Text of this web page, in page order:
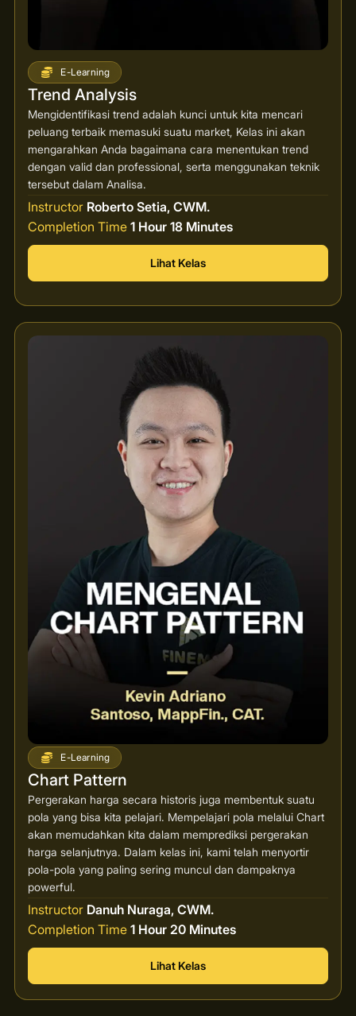
E-Learning
Trend Analysis
Mengidentifikasi trend adalah kunci untuk kita mencari
peluang terbaik memasuki suatu market, Kelas ini akan
mengarahkan Anda bagaimana cara menentukan trend
dengan valid dan professional, serta menggunakan teknik
tersebut dalam Analisa.
Instructor Roberto Setia, CWM.
Completion Time 1 Hour 18 Minutes
Lihat Kelas
E-Learning
Chart Pattern
Pergerakan harga secara historis juga membentuk suatu
pola yang bisa kita pelajari. Mempelajari pola melalui Chart
akan memudahkan kita dalam memprediksi pergerakan
harga selanjutnya. Dalam kelas ini, kami telah menyortir
pola-pola yang paling sering muncul dan dampaknya
powerful.
Instructor Danuh Nuraga, CWM.
Completion Time 1 Hour 20 Minutes
Lihat Kelas